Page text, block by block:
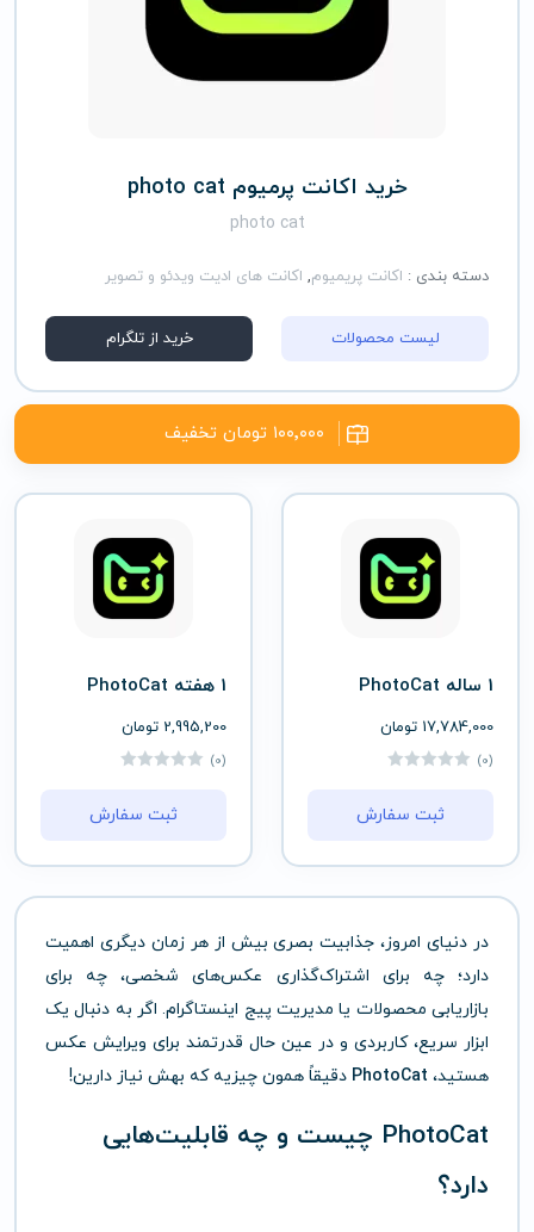
خرید اکانت پرمیوم photo cat
photo cat
دسته بندی : اکانت پریمیوم, اکانت های ادیت ویدئو و تصویر
لیست محصولات خرید از تلگرام
۱۰۰٬۰۰۰ تومان تخفیف
1 ساله PhotoCat
17,784,000 تومان
(0)
ثبت سفارش
1 هفته PhotoCat
2,995,200 تومان
(0)
ثبت سفارش
در دنیای امروز، جذابیت بصری بیش از هر زمان دیگری اهمیت
دارد؛ چه برای اشتراک‌گذاری عکس‌های شخصی، چه برای
بازاریابی محصولات یا مدیریت پیج اینستاگرام. اگر به دنبال یک
ابزار سریع، کاربردی و در عین حال قدرتمند برای ویرایش عکس
هستید، PhotoCat دقیقاً همون چیزیه که بهش نیاز دارین!
PhotoCat چیست و چه قابلیت‌هایی
دارد؟